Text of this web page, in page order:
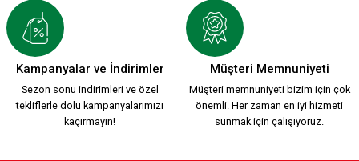
349,90 TL
DAMALI BEYAZ İPEK ŞAL ATKI
349,90 TL
ATATÜRK İPEK ŞAL ATKI
349,90 TL
Kampanyalar ve İndirimler
Sezon sonu indirimleri ve özel
tekliflerle dolu kampanyalarımızı
kaçırmayın!
Müşteri Memnuniyeti
Müşteri memnuniyeti bizim için çok
önemli. Her zaman en iyi hizmeti
sunmak için çalışıyoruz.